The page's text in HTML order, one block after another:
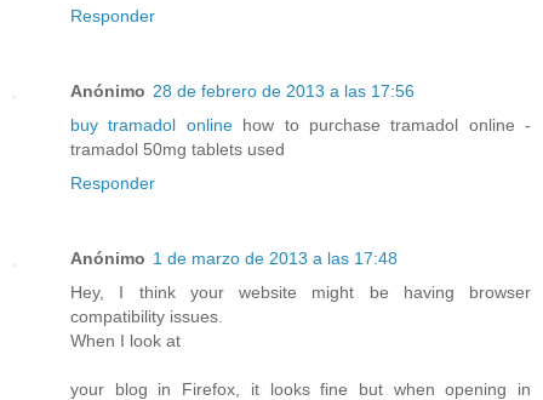
Responder
Anónimo 28 de febrero de 2013 a las 17:56
buy tramadol onlinehow to purchase tramadol online -
tramadol 50mg tablets used
Responder
Anónimo 1 de marzo de 2013 a las 17:48
Hey, I think your website might be having browser
compatibility issues.
When I look at
your blog in Firefox, it looks fine but when opening in